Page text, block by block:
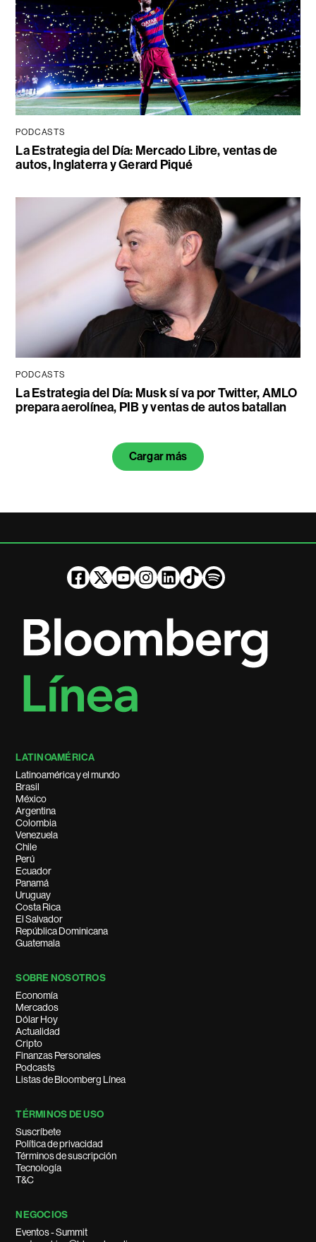
PODCASTS
La Estrategia del Día: Mercado Libre, ventas de
autos, Inglaterra y Gerard Piqué
PODCASTS
La Estrategia del Día: Musk sí va por Twitter, AMLO
prepara aerolínea, PIB y ventas de autos batallan
Cargar más
LATINOAMÉRICA
Latinoamérica y el mundo
Brasil
México
Argentina
Colombia
Venezuela
Chile
Perú
Ecuador
Panamá
Uruguay
Costa Rica
El Salvador
República Dominicana
Guatemala
SOBRE NOSOTROS
Economía
Mercados
Dólar Hoy
Actualidad
Cripto
Finanzas Personales
Podcasts
Listas de Bloomberg Línea
TÉRMINOS DE USO
Suscríbete
Política de privacidad
Términos de suscripción
Tecnología
T&C
NEGOCIOS
Eventos - Summit